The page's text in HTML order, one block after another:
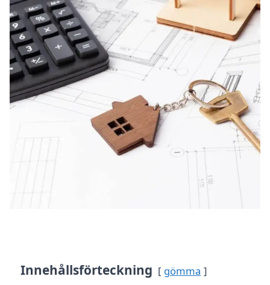
Innehållsförteckning gömma